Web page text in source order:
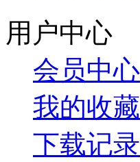
用户中心
会员中心
我的收
下载记录